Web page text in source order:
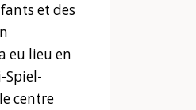
et des
eu lieu en
Spiel-
centre